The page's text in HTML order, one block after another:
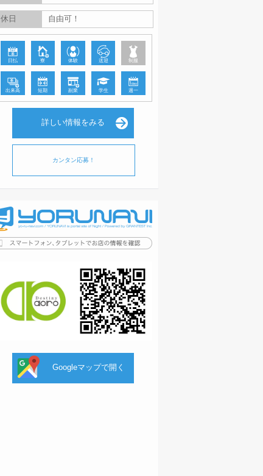
休日 自由可！
日払 寮 体験 送迎 制服
出来高 短期 副業 学生 週一
詳しい情報をみる
カンタン応募！
Googleマップで開く